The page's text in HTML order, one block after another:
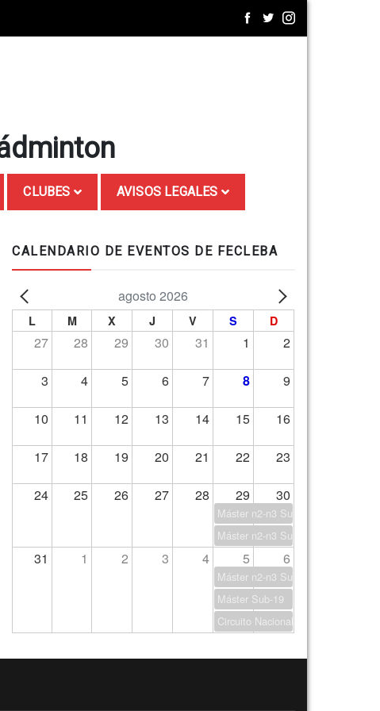
CLUBES AVISOS LEGALES
CALENDARIO DE EVENTOS DE FECLEBA
agosto 2026
L M X J V S D
27 28 29 30 31 1 2
3 4 5 6 7 8 9
10 11 12 13 14 15 16
17 18 19 20 21 22 23
24 25 26 27 28 29 30
Máster n2-n3 Sub 13
Máster n2-n3 Sub 17
31 1 2 3 4 5 6
Máster n2-n3 Sub 15
Máster Sub-19
Circuito Nacional Parabadminton